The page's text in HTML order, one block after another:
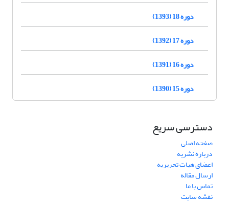
دوره 18 (1393)
دوره 17 (1392)
دوره 16 (1391)
دوره 15 (1390)
دسترسی سریع
صفحه اصلی
درباره نشریه
اعضای هیات تحریریه
ارسال مقاله
تماس با ما
نقشه سایت